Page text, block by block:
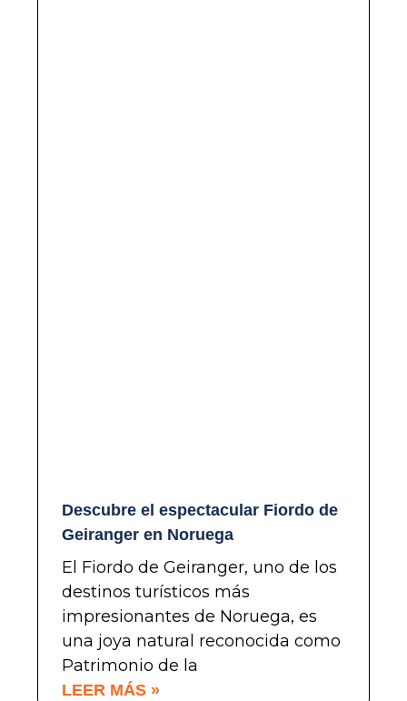
Descubre el espectacular Fiordo de
Geiranger en Noruega
El Fiordo de Geiranger, uno de los
destinos turísticos más
impresionantes de Noruega, es
una joya natural reconocida como
Patrimonio de la
LEER MÁS »